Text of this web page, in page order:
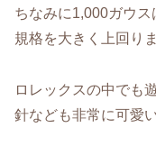
ちなみに1,000ガウス
規格を大きく上回りま
ロレックスの中でも
針なども非常に可愛